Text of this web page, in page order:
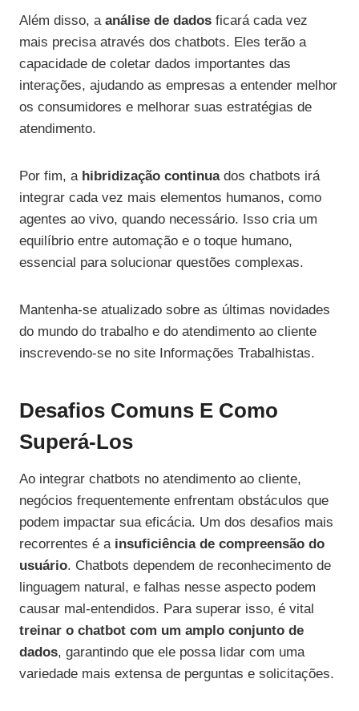
Além disso, a análise de dados ficará cada vez
mais precisa através dos chatbots. Eles terão a
capacidade de coletar dados importantes das
interações, ajudando as empresas a entender melhor
os consumidores e melhorar suas estratégias de
atendimento.
Por fim, a hibridização continuados chatbots irá
integrar cada vez mais elementos humanos, como
agentes ao vivo, quando necessário. Isso cria um
equilíbrio entre automação e o toque humano,
essencial para solucionar questões complexas.
Mantenha-se atualizado sobre as últimas novidades
do mundo do trabalho e do atendimento ao cliente
inscrevendo-se no site Informações Trabalhistas.
Desafios Comuns E Como
Superá-Los
Ao integrar chatbots no atendimento ao cliente,
negócios frequentemente enfrentam obstáculos que
podem impactar sua eficácia. Um dos desafios mais
recorrentes é a insuficiência de compreensão do
usuário. Chatbots dependem de reconhecimento de
linguagem natural, e falhas nesse aspecto podem
causar mal-entendidos. Para superar isso, é vital
treinar o chatbot com um amplo conjunto de
dados, garantindo que ele possa lidar com uma
variedade mais extensa de perguntas e solicitações.